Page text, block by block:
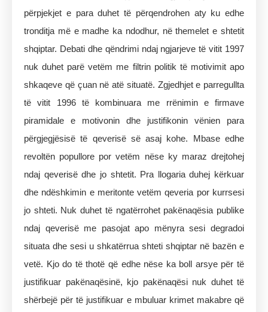
përpjekjet e para duhet të përqendrohen aty ku edhe
tronditja më e madhe ka ndodhur, në themelet e shtetit
shqiptar. Debati dhe qëndrimi ndaj ngjarjeve të vitit 1997
nuk duhet parë vetëm me filtrin politik të motivimit apo
shkaqeve që çuan në atë situatë. Zgjedhjet e parregullta
të vitit 1996 të kombinuara me rrënimin e firmave
piramidale e motivonin dhe justifikonin vënien para
përgjegjësisë të qeverisë së asaj kohe. Mbase edhe
revoltën popullore por vetëm nëse ky maraz drejtohej
ndaj qeverisë dhe jo shtetit. Pra llogaria duhej kërkuar
dhe ndëshkimin e meritonte vetëm qeveria por kurrsesi
jo shteti. Nuk duhet të ngatërrohet pakënaqësia publike
ndaj qeverisë me pasojat apo mënyra sesi degradoi
situata dhe sesi u shkatërrua shteti shqiptar në bazën e
vetë. Kjo do të thotë që edhe nëse ka boll arsye për të
justifikuar pakënaqësinë, kjo pakënaqësi nuk duhet të
shërbejë për të justifikuar e mbuluar krimet makabre që